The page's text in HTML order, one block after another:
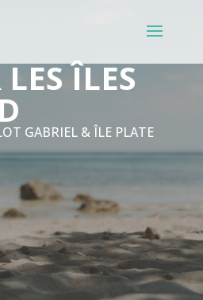
ÎLES
GABRIEL & ÎLE PLATE